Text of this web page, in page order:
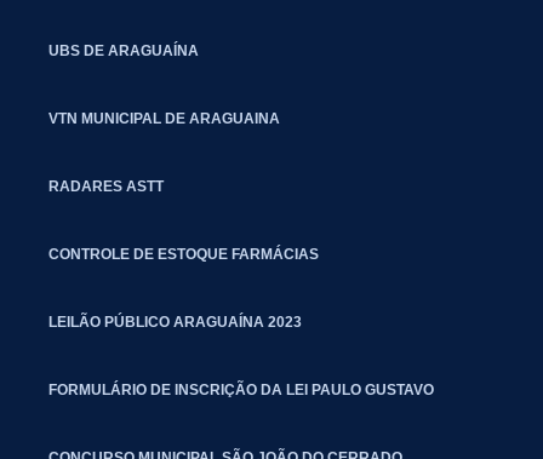
UBS DE ARAGUAÍNA
VTN MUNICIPAL DE ARAGUAINA
RADARES ASTT
CONTROLE DE ESTOQUE FARMÁCIAS
LEILÃO PÚBLICO ARAGUAÍNA 2023
FORMULÁRIO DE INSCRIÇÃO DA LEI PAULO GUSTAVO